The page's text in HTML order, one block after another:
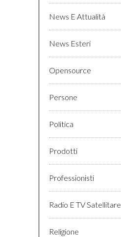
News E Attualità
News Esteri
Opensource
Persone
Politica
Prodotti
Professionisti
Radio E TV Satellitare
Religione